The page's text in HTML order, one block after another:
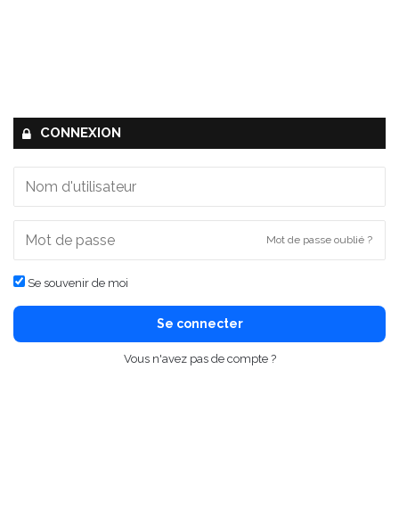
CONNEXION
Mot de passe oublié ?
Se souvenir de moi
Se connecter
Vous n'avez pas de compte ?